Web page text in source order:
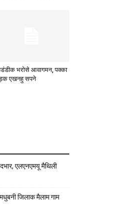
भरोसे आवागमन, पक्का
एखनहु सपने
एलएनएमयू मैथिली
जिलाक मैलाम गाम